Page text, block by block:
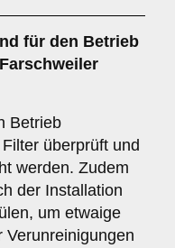
für den Betrieb
Betrieb
überprüft und
werden. Zudem
der Installation
um etwaige
Verunreinigungen